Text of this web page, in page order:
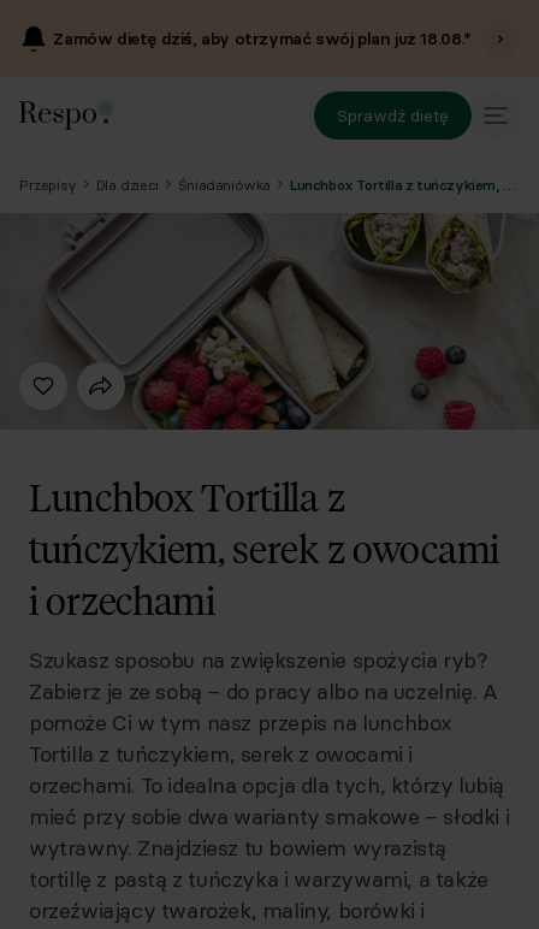
Zamów dietę dziś, aby otrzymać swój plan już18.08.*
Sprawdź dietę
Przepisy Dla dzieci Śniadaniówka
Lunchbox Tortilla z
tuńczykiem, serek z owocami
i orzechami
Szukasz sposobu na zwiększenie spożycia ryb?
Zabierz je ze sobą – do pracy albo na uczelnię. A
pomoże Ci w tym nasz przepis na lunchbox
Tortilla z tuńczykiem, serek z owocami i
orzechami. To idealna opcja dla tych, którzy lubią
mieć przy sobie dwa warianty smakowe – słodki i
wytrawny. Znajdziesz tu bowiem wyrazistą
tortillę z pastą z tuńczyka i warzywami, a także
orzeźwiający twarożek, maliny, borówki i